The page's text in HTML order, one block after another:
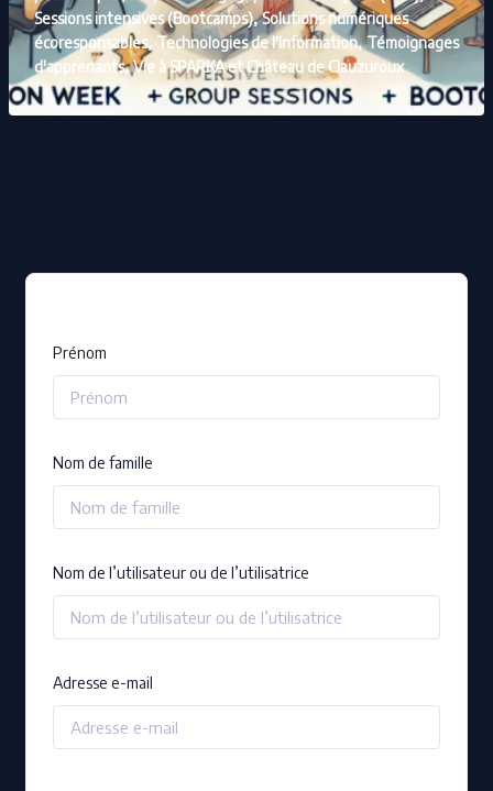
Prénom
Nom de famille
Nom de l’utilisateur ou de l’utilisatrice
Adresse e-mail
Sessions intensives (Bootcamps),Solutions numériques
écoresponsables, Technologies de l'Information,Témoignages
d'apprenants,Vie à SPARKA et Château de Clauzuroux